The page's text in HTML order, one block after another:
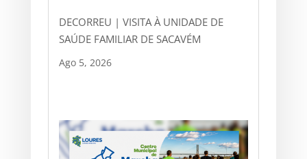
DECORREU | VISITA À UNIDADE DE
SAÚDE FAMILIAR DE SACAVÉM
Ago 5, 2026